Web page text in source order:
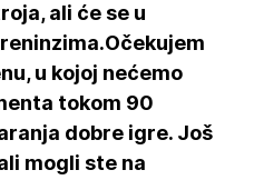
ali će se u
u kojoj nećemo
tokom 90
dobre igre. Još
mogli ste na